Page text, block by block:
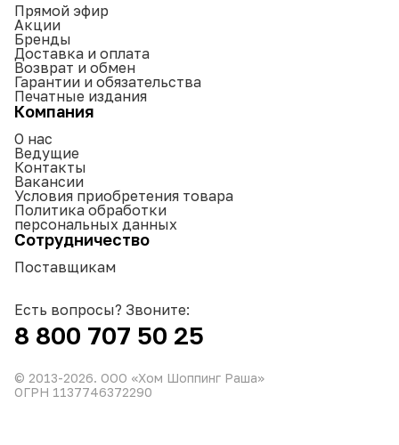
Прямой эфир
Акции
Бренды
Доставка и оплата
Возврат и обмен
Гарантии и обязательства
Печатные издания
Компания
О нас
Ведущие
Контакты
Вакансии
Условия приобретения товара
Политика обработки
персональных данных
Сотрудничество
Поставщикам
Есть вопросы? Звоните:
8 800 707 50 25
© 2013-2026. ООО «Хом Шоппинг Раша»
ОГРН 1137746372290